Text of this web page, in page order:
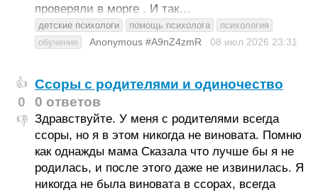
проверяли в морге . И так…
детские психологи помощь психолога
психология
обучение
Anonymous #A9nZ4zmR 08 июл 2026 23:31
👍
0
👎
Ссоры с родителями и одиночество
0 ответов
Здравствуйте. У меня с родителями всегда
ссоры, но я в этом никогда не виновата. Помню
как однажды мама Сказала что лучше бы я не
родилась, и после этого даже не извинилась. Я
никогда не была виновата в ссорах, всегда